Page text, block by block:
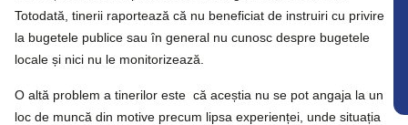
Totodată, tinerii raportează că nu beneficiat de instruiri cu privire
la bugetele publice sau în general nu cunosc despre bugetele
locale și nici nu le monitorizează.
O altă problem a tinerilor este că aceștia nu se pot angaja la un
loc de muncă din motive precum lipsa experienței, unde situația